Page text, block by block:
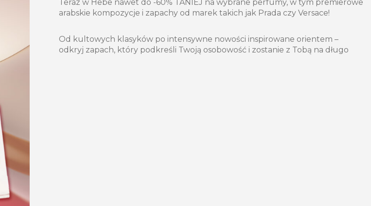
Teraz w Hebe nawet do -60% TANIEJ na wybrane perfumy, w tym premierowe
arabskie kompozycje i zapachy od marek takich jak Prada czy Versace!
Od kultowych klasyków po intensywne nowości inspirowane orientem –
odkryj zapach, który podkreśli Twoją osobowość i zostanie z Tobą na długo